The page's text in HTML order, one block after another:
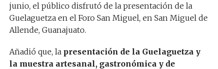
junio, el público disfrutó de la presentación de la
Guelaguetza en el Foro San Miguel, en San Miguel de
Allende, Guanajuato.
Añadió que, la presentación de la Guelaguetza y
la muestra artesanal, gastronómica y de